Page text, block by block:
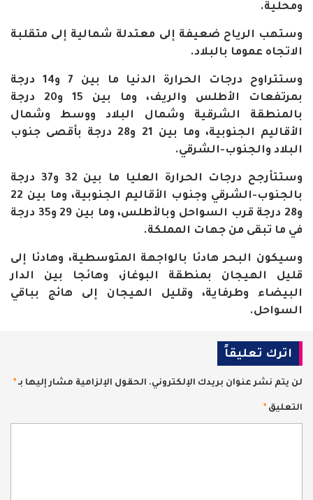
ومحلية.
وستهب الرياح ضعيفة إلى معتدلة شمالية إلى متقلبة
الاتجاه عموما بالبلاد.
وستتراوح درجات الحرارة الدنيا ما بين 7 و14 درجة
بمرتفعات الأطلس والريف، وما بين 15 و20 درجة
بالمنطقة الشرقية وشمال البلاد ووسط وشمال
الأقاليم الجنوبية، وما بين 21 و28 درجة بأقصى جنوب
البلاد والجنوب-الشرقي.
وستتأرجح درجات الحرارة العليا ما بين 32 و37 درجة
بالجنوب-الشرقي وجنوب الأقاليم الجنوبية، وما بين 22
و28 درجة قرب السواحل وبالأطلس، وما بين 29 و35 درجة
في ما تبقى من جهات المملكة.
وسيكون البحر هادئا بالواجهة المتوسطية، وهادئا إلى
قليل الهيجان بمنطقة البوغاز، وهائجا بين الدار
البيضاء وطرفاية، وقليل الهيجان إلى هائج بباقي
السواحل.
اترك تعليقاً
لن يتم نشر عنوان بريدك الإلكتروني. الحقول الإلزامية مشار إليها بـ*
التعليق*